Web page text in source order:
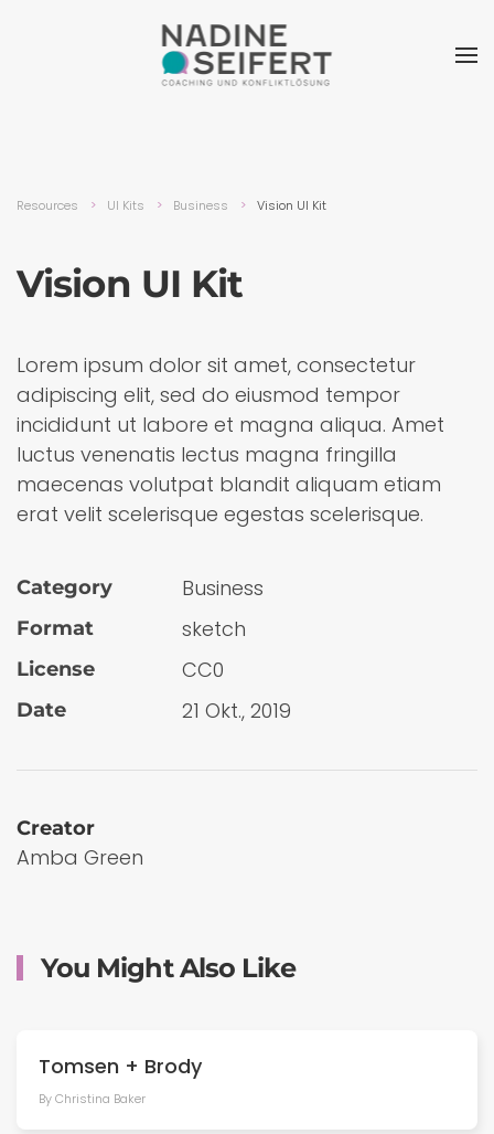
Resources UI Kits Busi­ness Vision UI Kit
Vision UI Kit
Lorem ipsum dolor sit amet, consectetur
adipiscing elit, sed do eiusmod tempor
incididunt ut labore et magna aliqua. Amet
luctus venenatis lectus magna fringilla
maecenas volutpat blandit aliquam etiam
erat velit scelerisque egestas scelerisque.
Category Busi­ness
Format sketch
License CC0
Date 21 Okt., 2019
Creator
Amba Green
You Might Also Like
Tomsen + Brody
By Christina Baker